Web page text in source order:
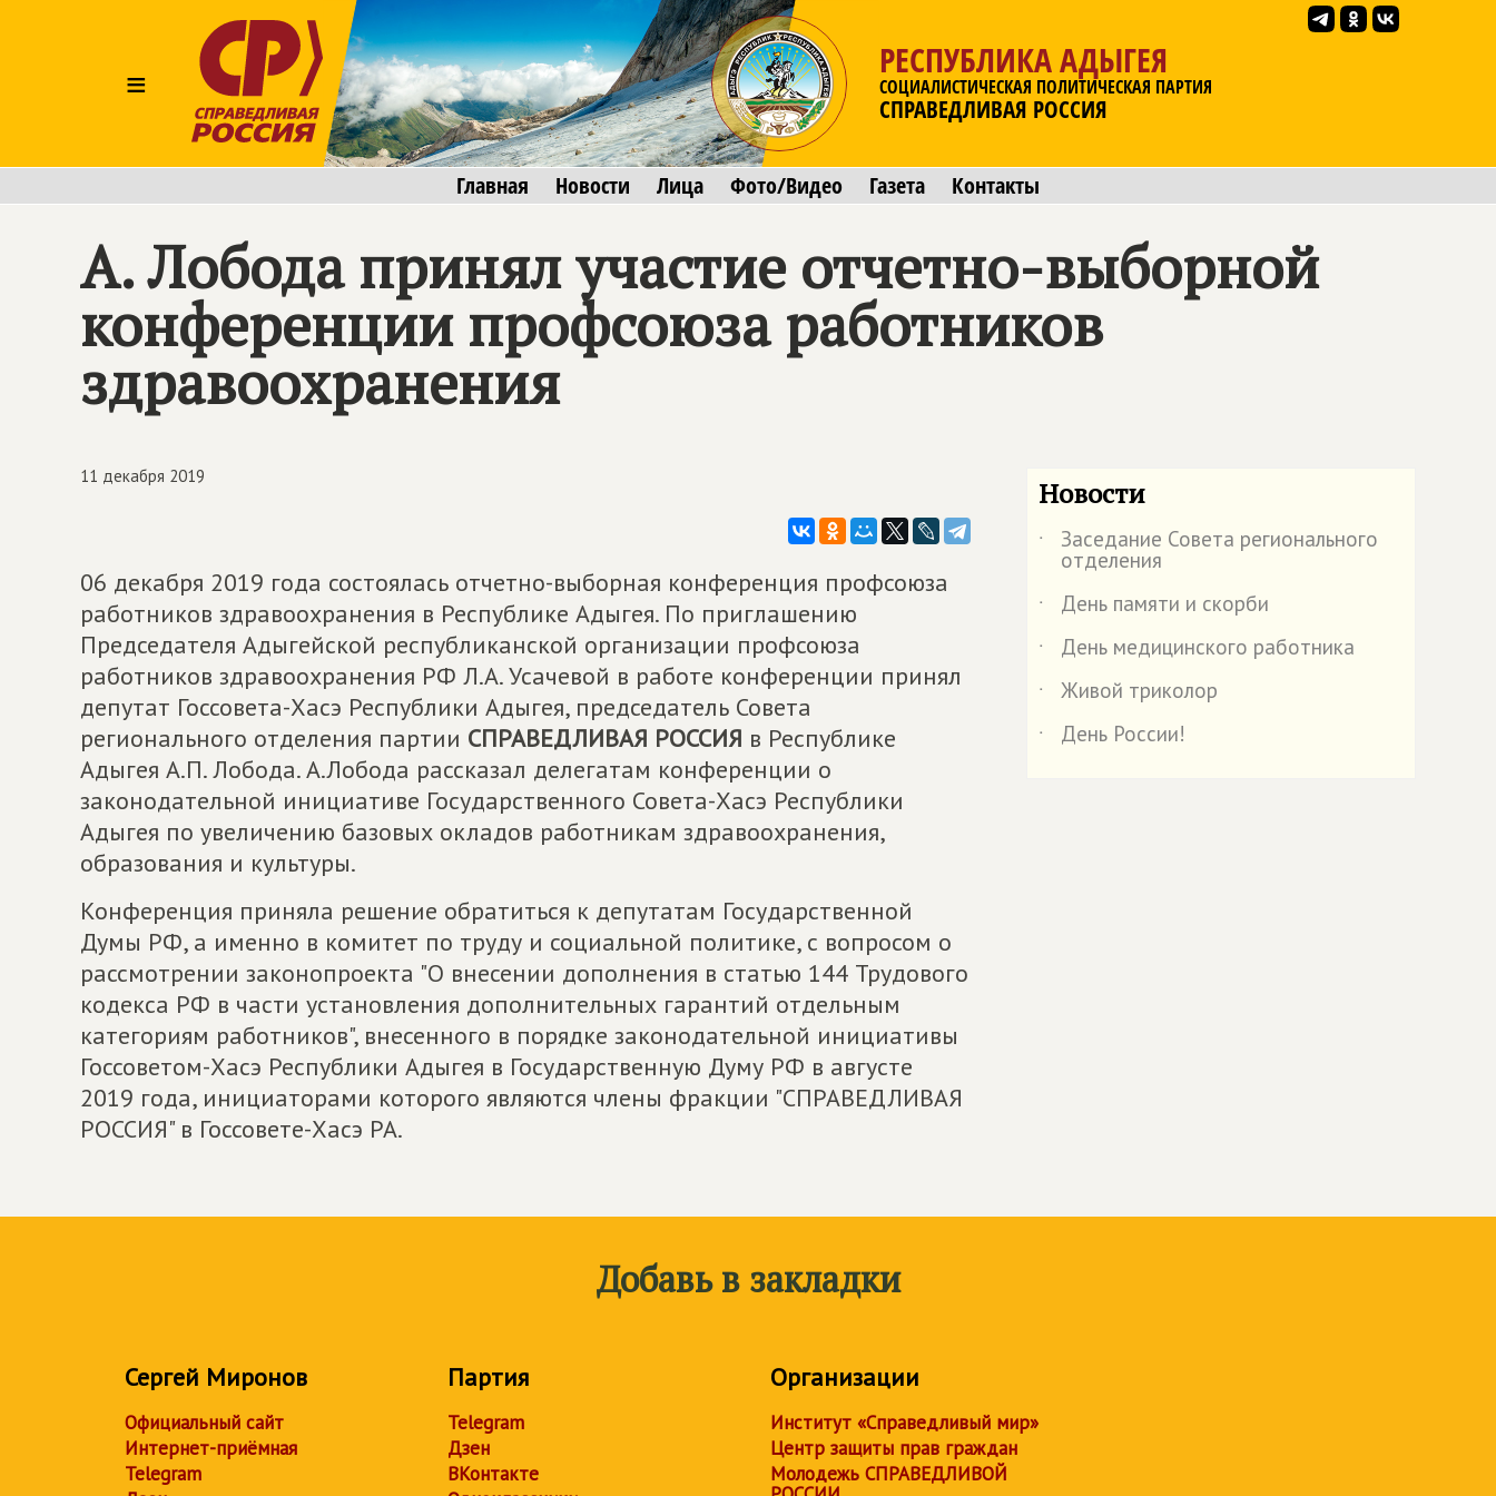
≡
РЕСПУБЛИКА АДЫГЕЯ
СОЦИАЛИСТИЧЕСКАЯ ПОЛИТИЧЕСКАЯ ПАРТИЯ
СПРАВЕДЛИВАЯ РОССИЯ
Главная Новости Лица Фото/Видео Газета Контакты
А. Лобода принял участие отчетно-выборной
конференции профсоюза работников
здравоохранения
11 декабря 2019
06 декабря 2019 года состоялась отчетно-выборная конференция профсоюза
работников здравоохранения в Республике Адыгея. По приглашению
Председателя Адыгейской республиканской организации профсоюза
работников здравоохранения РФ Л.А. Усачевой в работе конференции принял
депутат Госсовета-Хасэ Республики Адыгея, председатель Совета
регионального отделения партии СПРАВЕДЛИВАЯ РОССИЯ в Республике
Адыгея А.П. Лобода. А.Лобода рассказал делегатам конференции о
законодательной инициативе Государственного Совета-Хасэ Республики
Адыгея по увеличению базовых окладов работникам здравоохранения,
образования и культуры.
Конференция приняла решение обратиться к депутатам Государственной
Думы РФ, а именно в комитет по труду и социальной политике, с вопросом о
рассмотрении законопроекта "О внесении дополнения в статью 144 Трудового
кодекса РФ в части установления дополнительных гарантий отдельным
категориям работников", внесенного в порядке законодательной инициативы
Госсоветом-Хасэ Республики Адыгея в Государственную Думу РФ в августе
2019 года, инициаторами которого являются члены фракции "СПРАВЕДЛИВАЯ
РОССИЯ" в Госсовете-Хасэ РА.
Новости
˙ Заседание Совета регионального
отделения
˙
День памяти и скорби
˙
День медицинского работника
˙
Живой триколор
˙
День России!
Добавь в закладки
Сергей Миронов
Официальный сайт
Интернет-приёмная
Telegram
Партия
Telegram
Дзен
ВКонтакте
Организации
Институт «Справедливый мир»
Центр защиты прав граждан
Молодежь СПРАВЕДЛИВОЙ